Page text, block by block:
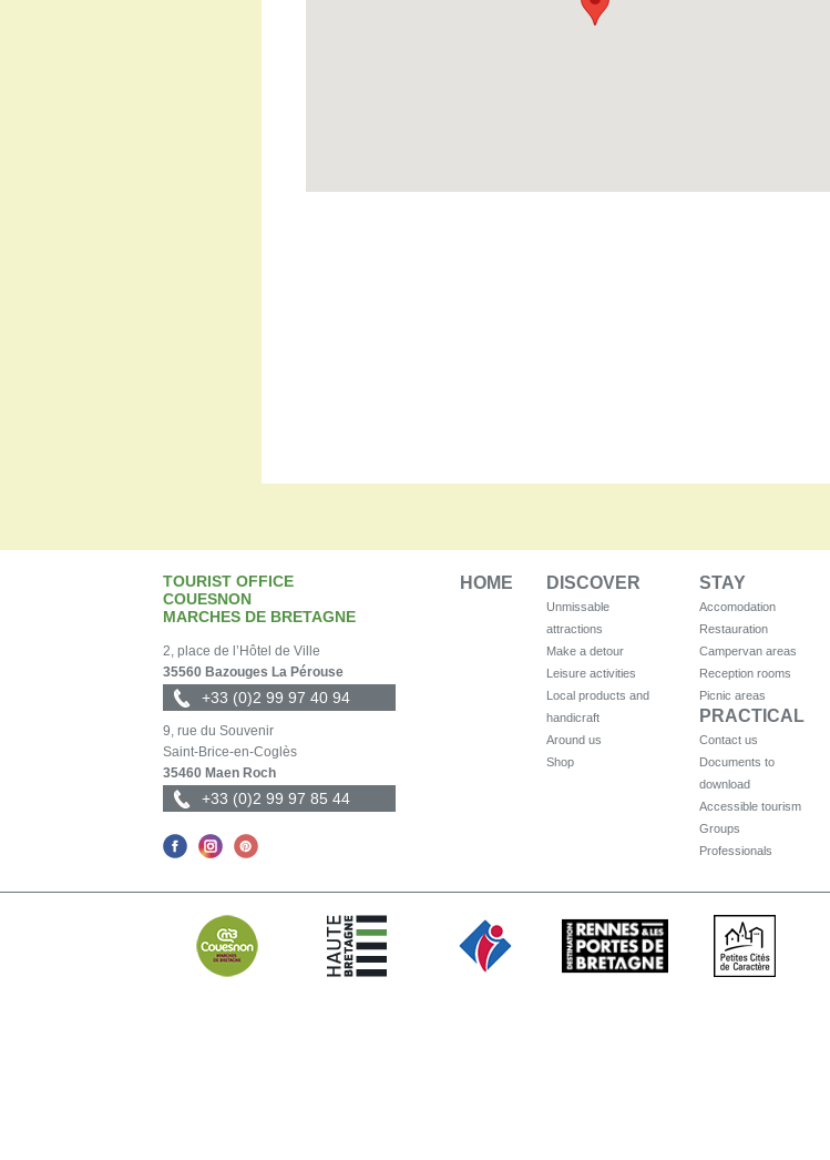
TOURIST OFFICE
COUESNON
MARCHES DE BRETAGNE
2, place de l’Hôtel de Ville
35560 Bazouges La Pérouse
+33 (0)2 99 97 40 94
9, rue du Souvenir
Saint-Brice-en-Coglès
35460 Maen Roch
+33 (0)2 99 97 85 44
HOME DISCOVER
Unmissable
attractions
Make a detour
Leisure activities
Local products and
handicraft
Around us
Shop
STAY
Accomodation
Restauration
Campervan areas
Reception rooms
Picnic areas
PRACTICAL
Contact us
Documents to
download
Accessible tourism
Groups
Professionals